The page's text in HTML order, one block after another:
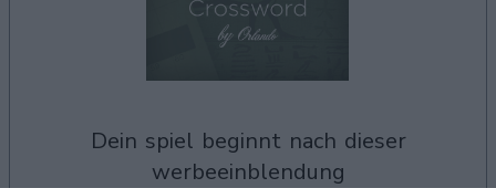
dein spiel beginnt nach dieser
werbeeinblendung